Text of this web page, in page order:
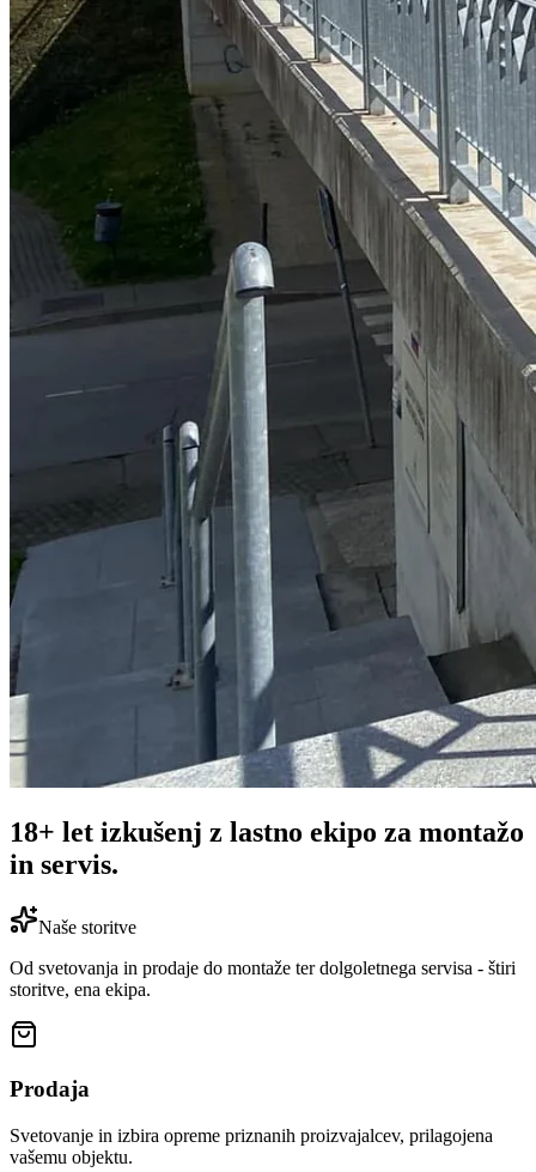
18+ let izkušenj z lastno ekipo za montažo
in servis.
Naše storitve
Od svetovanja in prodaje do montaže ter dolgoletnega servisa - štiri
storitve, ena ekipa.
Prodaja
Svetovanje in izbira opreme priznanih proizvajalcev, prilagojena
vašemu objektu.